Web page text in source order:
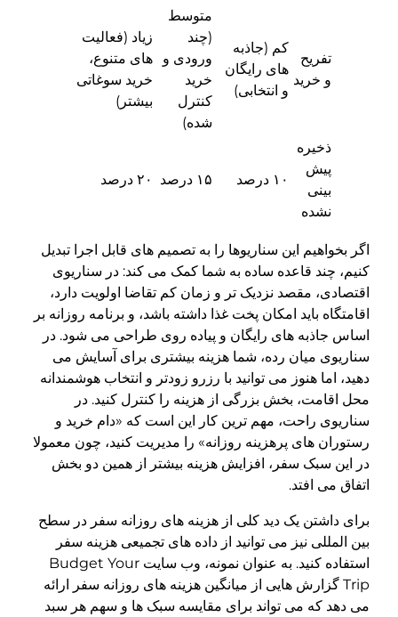
تفریح
و خرید
کم (جاذبه
های رایگان
و انتخابی)
متوسط
(چند
ورودی و
خرید
کنترل
شده)
زیاد (فعالیت
های متنوع،
خرید سوغاتی
بیشتر)
ذخیره
پیش
بینی
نشده
۱۰ درصد ۱۵ درصد ۲۰ درصد
اگر بخواهیم این سناریوها را به تصمیم های قابل اجرا تبدیل
کنیم، چند قاعده ساده به شما کمک می کند: در سناریوی
اقتصادی، مقصد نزدیک تر و زمان کم تقاضا اولویت دارد،
اقامتگاه باید امکان پخت غذا داشته باشد، و برنامه روزانه بر
اساس جاذبه های رایگان و پیاده روی طراحی می شود. در
سناریوی میان رده، شما هزینه بیشتری برای آسایش می
دهید، اما هنوز می توانید با رزرو زودتر و انتخاب هوشمندانه
محل اقامت، بخش بزرگی از هزینه را کنترل کنید. در
سناریوی راحت، مهم ترین کار این است که «دام خرید و
رستوران های پرهزینه روزانه» را مدیریت کنید، چون معمولا
در این سبک سفر، افزایش هزینه بیشتر از همین دو بخش
اتفاق می افتد.
برای داشتن یک دید کلی از هزینه های روزانه سفر در سطح
بین المللی نیز می توانید از داده های تجمیعی هزینه سفر
استفاده کنید. به عنوان نمونه، وب سایت Budget Your
Trip گزارش هایی از میانگین هزینه های روزانه سفر ارائه
می دهد که می تواند برای مقایسه سبک ها و سهم هر سبد